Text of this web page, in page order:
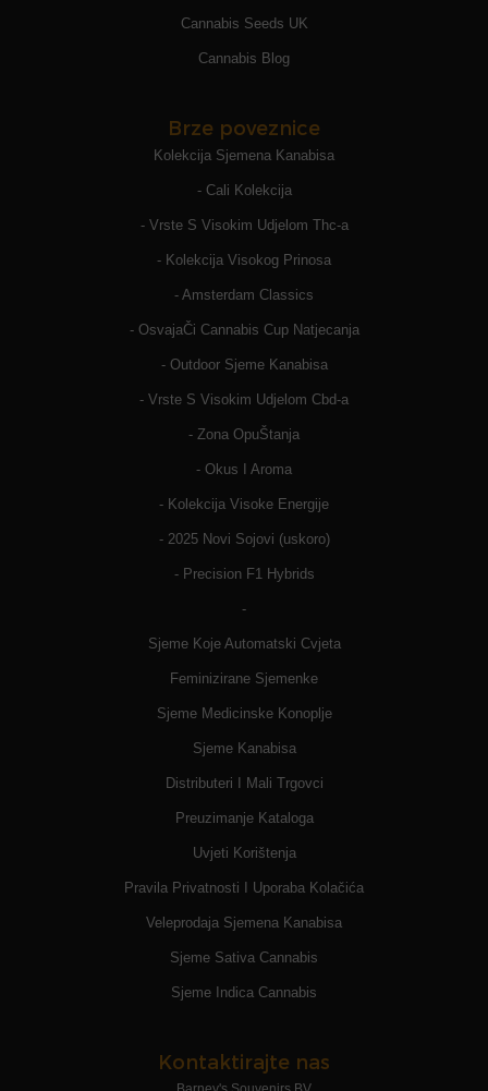
Cannabis Seeds UK
Cannabis Blog
Brze poveznice
Kolekcija Sjemena Kanabisa
- Cali Kolekcija
- Vrste S Visokim Udjelom Thc-a
- Kolekcija Visokog Prinosa
- Amsterdam Classics
- OsvajaČi Cannabis Cup Natjecanja
- Outdoor Sjeme Kanabisa
- Vrste S Visokim Udjelom Cbd-a
- Zona OpuŠtanja
- Okus I Aroma
- Kolekcija Visoke Energije
- 2025 Novi Sojovi (uskoro)
- Precision F1 Hybrids
-
Sjeme Koje Automatski Cvjeta
Feminizirane Sjemenke
Sjeme Medicinske Konoplje
Sjeme Kanabisa
Distributeri I Mali Trgovci
Preuzimanje Kataloga
Uvjeti Korištenja
Pravila Privatnosti I Uporaba Kolačića
Veleprodaja Sjemena Kanabisa
Sjeme Sativa Cannabis
Sjeme Indica Cannabis
Kontaktirajte nas